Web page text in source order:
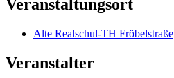
Veranstaltungsort
Alte Realschul-TH Fröbelstraße
Veranstalter